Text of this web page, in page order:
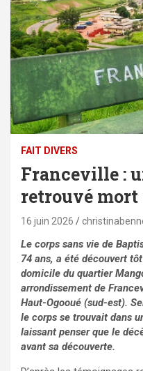
FAIT DIVERS
Franceville :
retrouvé mort
16 juin 2026
Le corps sans vie de
74 ans, a été découvert
domicile du quartier
arrondissement de
Haut-Ogooué (sud-est).
le corps se trouvait dans
laissant penser que le
avant sa découverte.